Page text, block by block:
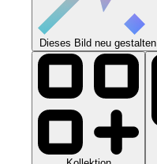
Dieses Bild neu gestalten